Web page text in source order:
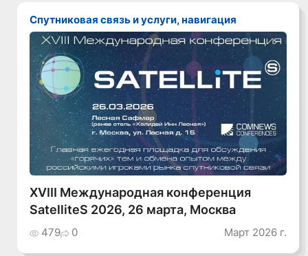
Спутниковая связь и услуги, навигация
XVIII Международная конференция
SatelliteS 2026, 26 марта, Москва
479 0 Март 2026 г.